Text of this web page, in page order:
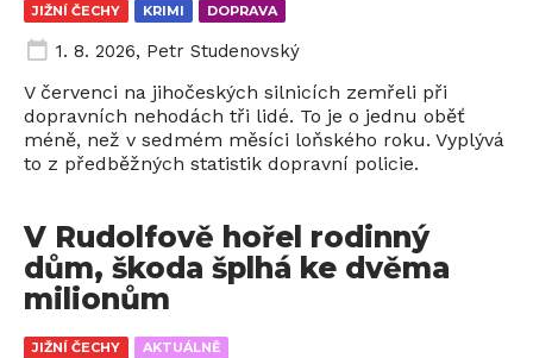
JIŽNÍ ČECHY KRIMI DOPRAVA
1. 8. 2026, Petr Studenovský
V červenci na jihočeských silnicích zemřeli při
dopravních nehodách tři lidé. To je o jednu oběť
méně, než v sedmém měsíci loňského roku. Vyplývá
to z předběžných statistik dopravní policie.
JIŽNÍ ČECHY AKTUÁLNĚ
V Rudolfově hořel rodinný
dům, škoda šplhá ke dvěma
milionům